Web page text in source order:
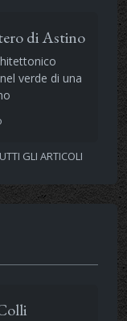
di Astino
verde di una
GLI ARTICOLI